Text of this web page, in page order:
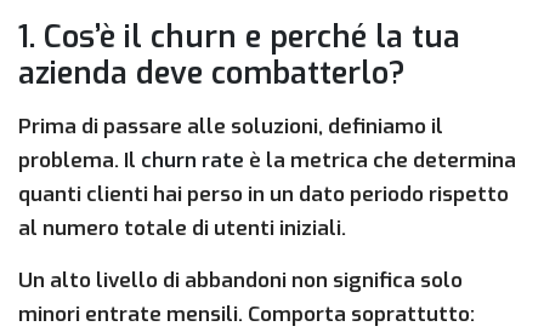
1. Cos’è il churn e perché la tua
azienda deve combatterlo?
Prima di passare alle soluzioni, definiamo il
problema. Il churn rate è la metrica che determina
quanti clienti hai perso in un dato periodo rispetto
al numero totale di utenti iniziali.
Un alto livello di abbandoni non significa solo
minori entrate mensili. Comporta soprattutto: